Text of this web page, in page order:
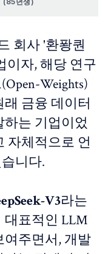
회사 '환퐝퀀
이자, 해당 연구
Weights)
금융 데이터
하는 기업이었
자체적으로 언
니다.
V3라는
대표적인 LLM
여주면서, 개발